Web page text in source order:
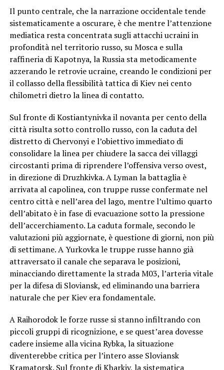
Il punto centrale, che la narrazione occidentale tende
sistematicamente a oscurare, è che mentre l’attenzione
mediatica resta concentrata sugli attacchi ucraini in
profondità nel territorio russo, su Mosca e sulla
raffineria di Kapotnya, la Russia sta metodicamente
azzerando le retrovie ucraine, creando le condizioni per
il collasso della flessibilità tattica di Kiev nei cento
chilometri dietro la linea di contatto.
Sul fronte di Kostiantynivka il novanta per cento della
città risulta sotto controllo russo, con la caduta del
distretto di Chervonyi e l’obiettivo immediato di
consolidare la linea per chiudere la sacca dei villaggi
circostanti prima di riprendere l’offensiva verso ovest,
in direzione di Druzhkivka. A Lyman la battaglia è
arrivata al capolinea, con truppe russe confermate nel
centro città e nell’area del lago, mentre l’ultimo quarto
dell’abitato è in fase di evacuazione sotto la pressione
dell’accerchiamento. La caduta formale, secondo le
valutazioni più aggiornate, è questione di giorni, non più
di settimane. A Yurkovka le truppe russe hanno già
attraversato il canale che separava le posizioni,
minacciando direttamente la strada M03, l’arteria vitale
per la difesa di Sloviansk, ed eliminando una barriera
naturale che per Kiev era fondamentale.
A Raihorodok le forze russe si stanno infiltrando con
piccoli gruppi di ricognizione, e se quest’area dovesse
cadere insieme alla vicina Rybka, la situazione
diventerebbe critica per l’intero asse Sloviansk
Kramatorsk. Sul fronte di Kharkiv, la sistematica